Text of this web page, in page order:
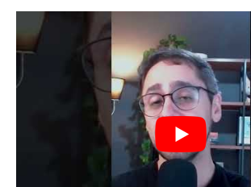
Sucesso no mundo
A Synthflow foi projetada
atender mercados de língua
principalmente nos EUA e no
entanto, ele também oferece
português, o que o torna versátil